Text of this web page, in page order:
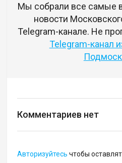
Мы собрали все самые
новости
Telegram-канале. Не
Telegram-канал
Комментариев нет
Авторизуйтесь чтобы